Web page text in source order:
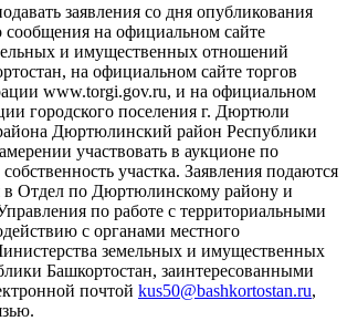
заявления со дня опубликования
на официальном сайте
и имущественных отношений
на официальном сайте торгов
www.torgi.gov.ru, и на официальном
городского поселения г. Дюртюли
Дюртюлинский район Республики
участвовать в аукционе по
участка. Заявления подаются
в Отдел по Дюртюлинскому району и
по работе с территориальными
с органами местного
земельных и имущественных
Башкортостан, заинтересованными
почтой kus50@bashkortostan.ru,